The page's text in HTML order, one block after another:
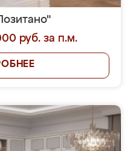
руб. за п.м.